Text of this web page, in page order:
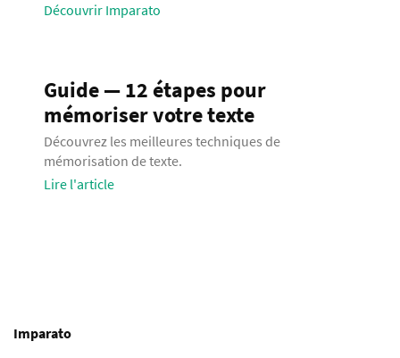
Découvrir Imparato
Guide — 12 étapes pour
mémoriser votre texte
Découvrez les meilleures techniques de
mémorisation de texte.
Lire l'article
Imparato